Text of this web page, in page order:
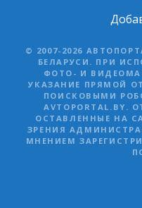
© 2007-2026
БЕЛАРУСИ. ПРИ
ФОТО- И
УКАЗАНИЕ ПРЯМОЙ
ПОИСКОВЫМИ
ОСТАВЛЕННЫЕ НА
ЗРЕНИЯ
МНЕНИЕМ